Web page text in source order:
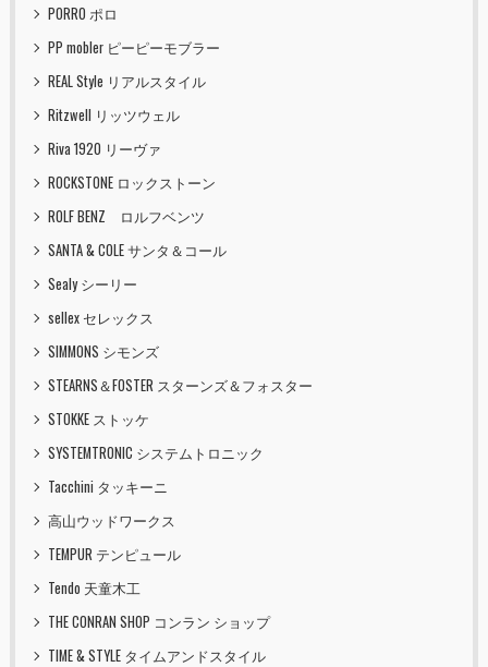
PORRO ポロ
PP mobler ピーピーモブラー
REAL Style リアルスタイル
Ritzwell リッツウェル
Riva 1920 リーヴァ
ROCKSTONE ロックストーン
ROLF BENZ ロルフベンツ
SANTA & COLE サンタ＆コール
Sealy シーリー
sellex セレックス
SIMMONS シモンズ
STEARNS＆FOSTER スターンズ＆フォスター
STOKKE ストッケ
SYSTEMTRONIC システムトロニック
Tacchini タッキーニ
高山ウッドワークス
TEMPUR テンピュール
Tendo 天童木工
THE CONRAN SHOP コンラン ショップ
TIME & STYLE タイムアンドスタイル